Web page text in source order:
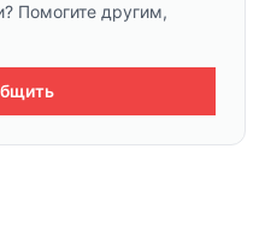
Помогите другим,